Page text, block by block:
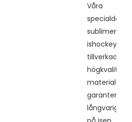
Våra
sublimerade
tillverkade av
material
garanterar
långvarigt